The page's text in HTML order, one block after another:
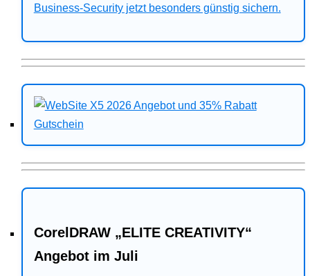
Business-Security jetzt besonders günstig sichern.
CorelDRAW „ELITE CREATIVITY“
Angebot im Juli